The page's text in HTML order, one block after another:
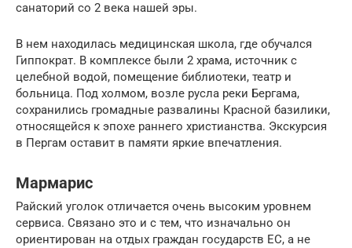
санаторий со 2 века нашей эры.
В нем находилась медицинская школа, где обучался
Гиппократ. В комплексе были 2 храма, источник с
целебной водой, помещение библиотеки, театр и
больница. Под холмом, возле русла реки Бергама,
сохранились громадные развалины Красной базилики,
относящейся к эпохе раннего христианства. Экскурсия
в Пергам оставит в памяти яркие впечатления.
Мармарис
Райский уголок отличается очень высоким уровнем
сервиса. Связано это и с тем, что изначально он
ориентирован на отдых граждан государств ЕС, а не